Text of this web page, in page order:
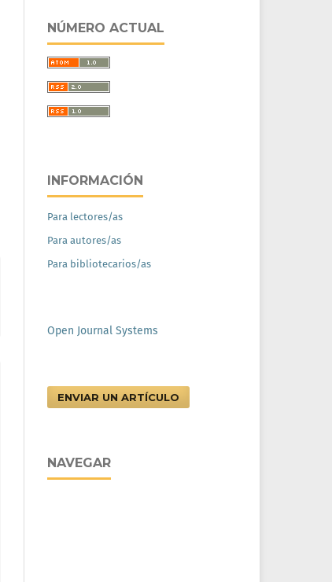
NÚMERO ACTUAL
INFORMACIÓN
Para lectores/as
Para autores/as
Para bibliotecarios/as
Open Journal Systems
ENVIAR UN ARTÍCULO
NAVEGAR